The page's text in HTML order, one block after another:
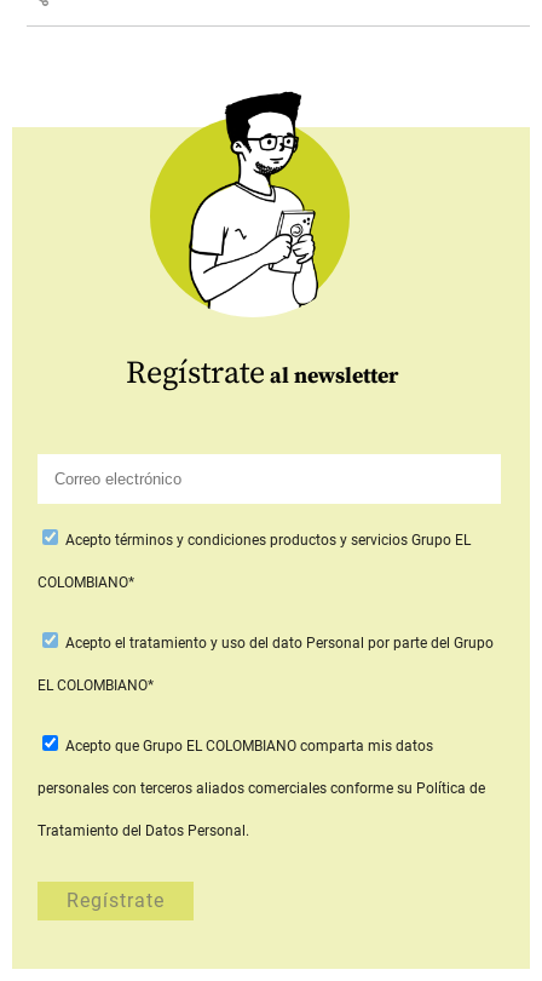
Regístrate al newsletter
Aceptotérminos y condiciones productos y serviciosGrupo EL
COLOMBIANO*
Acepto el tratamiento y uso del dato Personal por parte del Grupo
EL COLOMBIANO*
Acepto que Grupo EL COLOMBIANOcomparta mis datos
personales con terceros aliados comerciales conforme su Política de
Tratamiento del Datos Personal.